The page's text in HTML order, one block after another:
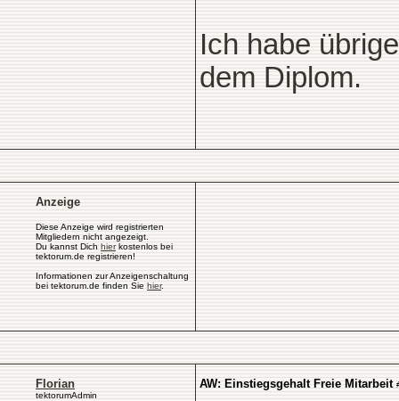
Ich habe
dem Diplom.
Anzeige
Diese Anzeige wird registrierten
Mitgliedern nicht angezeigt.
Du kannst Dich hierkostenlos bei
tektorum.de registrieren!
Informationen zur Anzeigenschaltung
bei tektorum.de finden Sie hier.
Florian
tektorumAdmin
AW: Einstiegsgehalt Freie Mitarbeit